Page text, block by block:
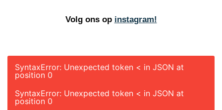
Volg ons op instagram!
SyntaxError: Unexpected token < in JSON at
position 0
SyntaxError: Unexpected token < in JSON at
position 0